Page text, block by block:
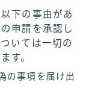
下の事由があ
申請を承認し
いては一切の
す。
の事項を届け出